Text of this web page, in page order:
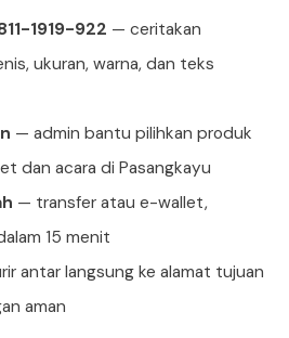
1919-922 — ceritakan
ukuran, warna, dan teks
— admin bantu pilihkan produk
dan acara di Pasangkayu
— transfer atau e-wallet,
15 menit
antar langsung ke alamat tujuan
aman